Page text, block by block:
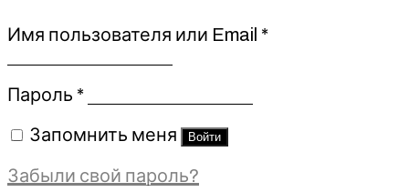
Имя пользователя или Email *Обязательно
Пароль *Обязательно
Запомнить меня Войти
Забыли свой пароль?